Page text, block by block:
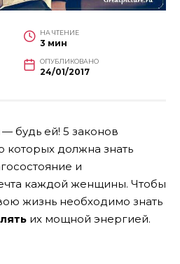
НА ЧТЕНИЕ
3 мин
ОПУБЛИКОВАНО
24/01/2017
будь ей! 5 законов
которых должна знать
и
каждой женщины. Чтобы
жизнь необходимо знать
их мощной энергией.